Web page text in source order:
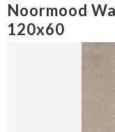
Noormood
120x60